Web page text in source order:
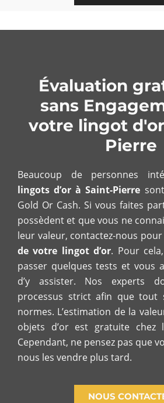
Évaluation
sans
votre lingot
Pierre
Beaucoup de personnes
lingots d’or à Saint-Pierre
Gold Or Cash. Si vous faites
possèdent et que vous ne
leur valeur, contactez-nous pour
de votre lingot d’or. Pour
passer quelques tests et vous
d’y assister. Nos experts
processus strict afin que tout
normes. L’estimation de la
objets d’or est gratuite chez
Cependant, ne pensez pas que
nous les vendre plus tard.
NOUS